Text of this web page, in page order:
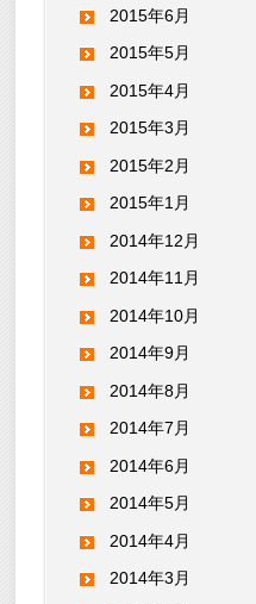
2015年6月
2015年5月
2015年4月
2015年3月
2015年2月
2015年1月
2014年12月
2014年11月
2014年10月
2014年9月
2014年8月
2014年7月
2014年6月
2014年5月
2014年4月
2014年3月